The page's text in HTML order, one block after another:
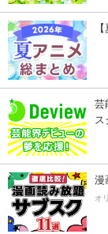
芸
ス
漫
オ